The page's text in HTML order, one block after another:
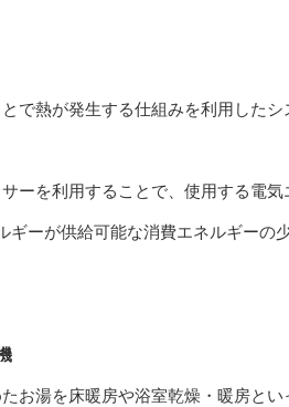
で熱が発生する仕組みを利用したシ
ーを利用することで、使用する電気
ギーが供給可能な消費エネルギーの
お湯を床暖房や浴室乾燥・暖房とい